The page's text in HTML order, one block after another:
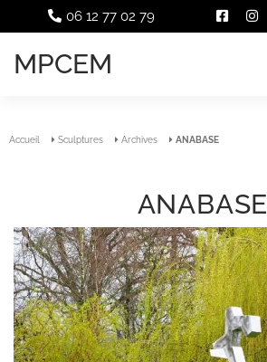
06 12 77 02 79
MPCEM
Accueil Sculptures Archives ANABASE
ANABASE